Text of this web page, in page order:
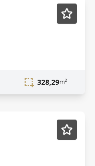
Lançamento
328,29m²
Mobiliado